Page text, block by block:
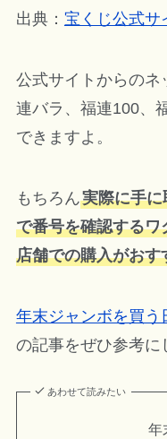
出典： 宝くじ公式サ
公式サイトからの
連バラ、福連100、
できますよ。
もちろん実際に手
で番号を確認する
店舗での購入がおす
年末ジャンボを買う
の記事をぜひ参考に
あわせて読みたい
年